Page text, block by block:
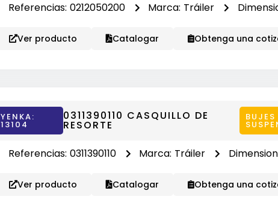
Referencias: 0212050200 Marca: Tráiler
Ver producto Catalogar Obtenga una
YENKA:
13104
0311390110 CASQUILLO DE
RESORTE
Referencias: 0311390110 Marca: Tráiler
Ver producto Catalogar Obtenga una